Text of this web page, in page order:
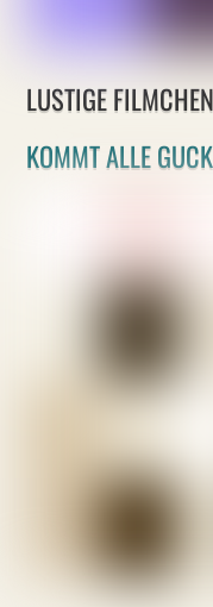
LUSTIGE
KOMMT ALLE